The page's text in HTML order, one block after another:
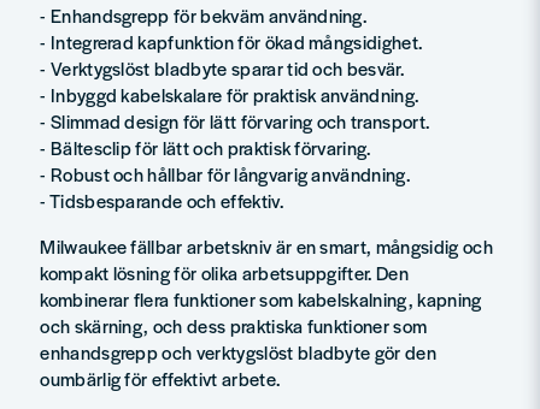
- Enhandsgrepp för bekväm användning.
- Integrerad kapfunktion för ökad mångsidighet.
- Verktygslöst bladbyte sparar tid och besvär.
- Inbyggd kabelskalare för praktisk användning.
- Slimmad design för lätt förvaring och transport.
- Bältesclip för lätt och praktisk förvaring.
- Robust och hållbar för långvarig användning.
- Tidsbesparande och effektiv.
Milwaukee fällbar arbetskniv är en smart, mångsidig och
kompakt lösning för olika arbetsuppgifter. Den
kombinerar flera funktioner som kabelskalning, kapning
och skärning, och dess praktiska funktioner som
enhandsgrepp och verktygslöst bladbyte gör den
oumbärlig för effektivt arbete.